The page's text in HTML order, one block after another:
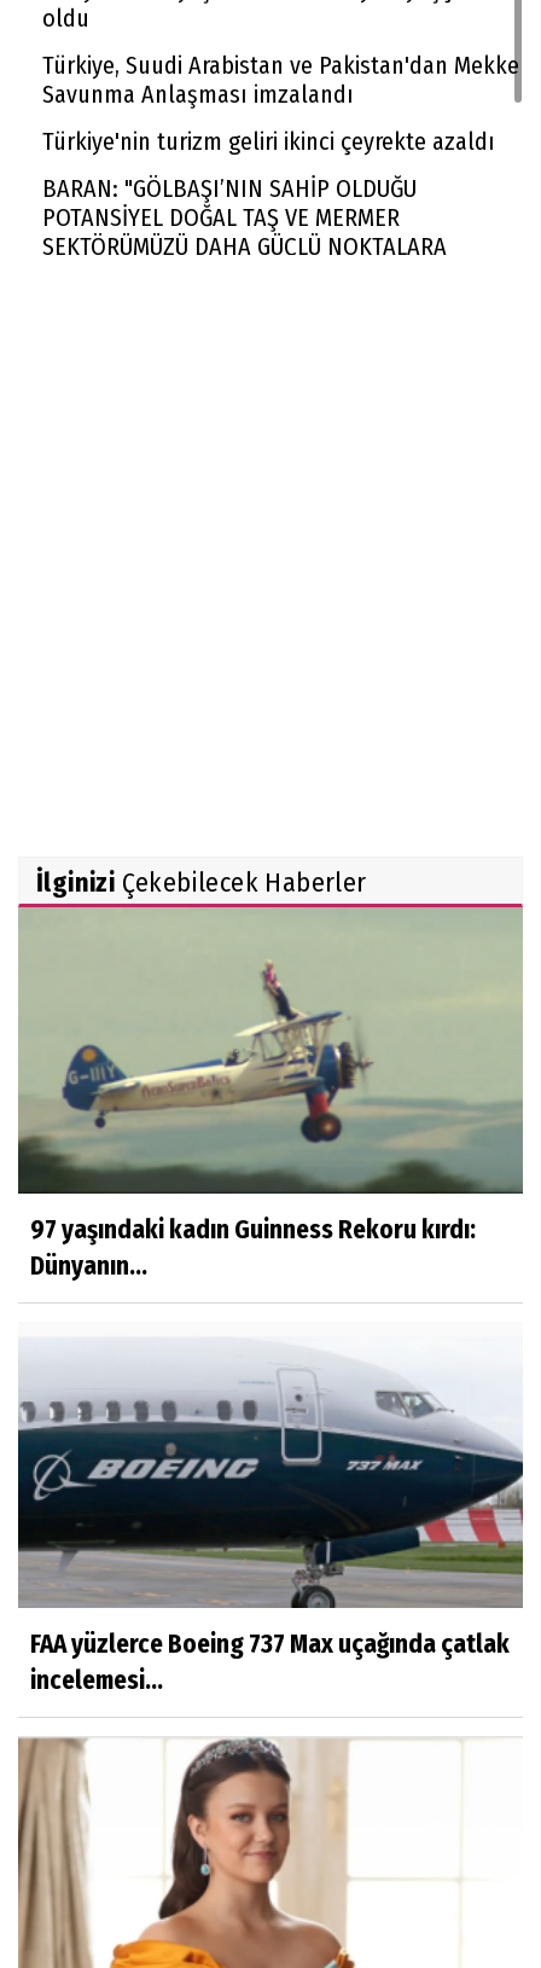
oldu
Türkiye, Suudi Arabistan ve Pakistan'dan Mekke
Savunma Anlaşması imzalandı
Türkiye'nin turizm geliri ikinci çeyrekte azaldı
BARAN: "GÖLBAŞI’NIN SAHİP OLDUĞU
POTANSİYEL DOĞAL TAŞ VE MERMER
SEKTÖRÜMÜZÜ DAHA GÜÇLÜ NOKTALARA
İlginizi Çekebilecek Haberler
97 yaşındaki kadın Guinness Rekoru kırdı:
Dünyanın...
FAA yüzlerce Boeing 737 Max uçağında çatlak
incelemesi...